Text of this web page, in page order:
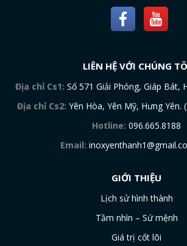
LIÊN HỆ VỚI CHÚNG
Địa chỉ Cs1: Số 571 Giải Phóng, Giáp Bát,
Địa chỉ Cs2: Yên Hòa, Yên Mỹ, Hưng Yên.
Hotline: 096.665.8188
Email:
GIỚI THIỆU
Lịch sử hình thành
Tầm nhìn – Sứ mệnh
Giá trị cốt lõi